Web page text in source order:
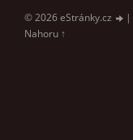
© 2026 eStránky.cz |
Nahoru ↑